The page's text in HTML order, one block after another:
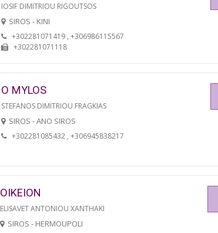
IOSIF DIMITRIOU RIGOUTSOS
SIROS - KINI
+302281071419 , +306986115567
+302281071118
O MYLOS
STEFANOS DIMITRIOU FRAGKIAS
SIROS - ANO SIROS
+302281085432 , +306945838217
OIKEION
ELISAVET ANTONIOU XANTHAKI
SIROS - HERMOUPOLI